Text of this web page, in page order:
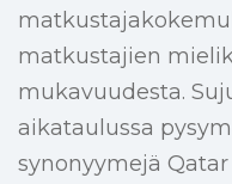
matkustajien
mukavuudesta.
aikataulussa
synonyymejä